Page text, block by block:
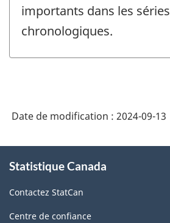
importants dans les séries
chronologiques.
Date de modification : 2024-09-13
propos
ce
site
Statistique Canada
Contactez StatCan
Centre de confiance